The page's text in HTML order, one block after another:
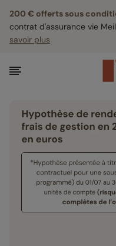
200 € offerts sous
contrat d'assurance vie
savoir plus